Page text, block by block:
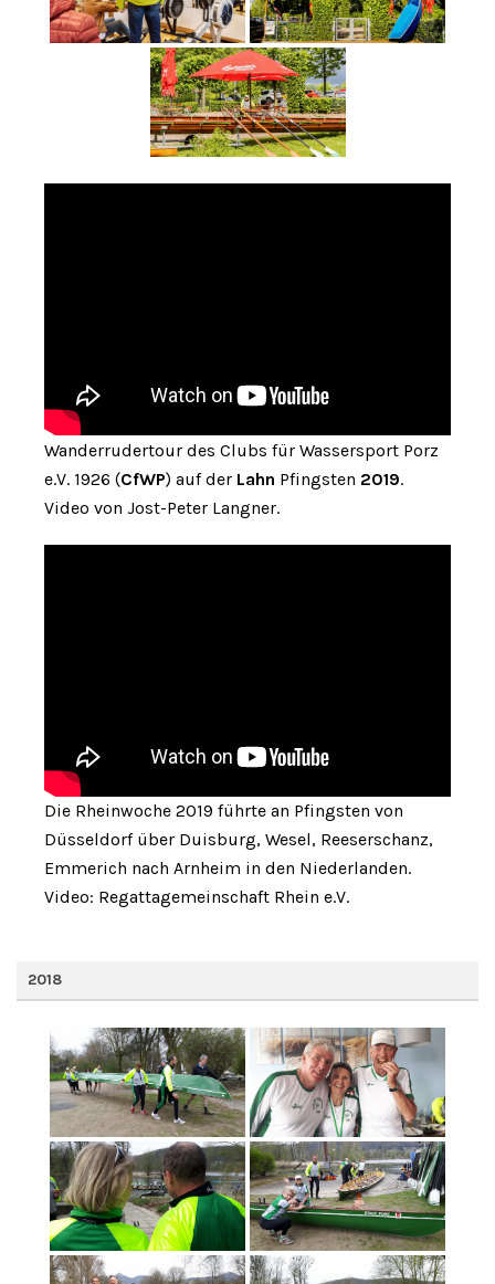
Wanderrudertour des Clubs für Wassersport Porz
e.V. 1926 (CfWP) auf der Lahn Pfingsten 2019.
Video von Jost-Peter Langner.
Die Rheinwoche 2019 führte an Pfingsten von
Düsseldorf über Duisburg, Wesel, Reeserschanz,
Emmerich nach Arnheim in den Niederlanden.
Video: Regattagemeinschaft Rhein e.V.
2018